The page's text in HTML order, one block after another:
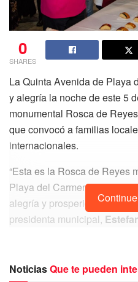
0
SHARES
La Quinta Avenida de Playa
y alegría la noche de este 5
monumental Rosca de
que convocó a familias
internacionales.
“Esta es la Rosca de Reyes
Playa del Carmen;
alegría y prosperidad para
presidenta municipal,
dividida en 7,000
NoticiasQue te pueden